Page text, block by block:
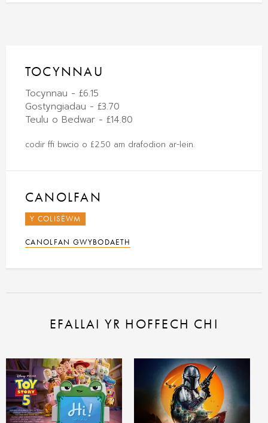
TOCYNNAU
Tocynnau - £6.15
Gostyngiadau - £3.70
Teulu o Bedwar - £14.80
codir ffi bwcio o £2.50 am drafodion ar-lein.
CANOLFAN
Y COLISËWM
CANOLFAN GWYBODAETH
EFALLAI YR HOFFECH CHI